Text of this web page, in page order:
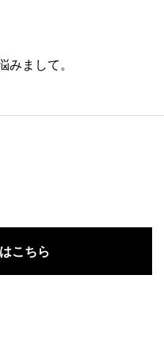
みまして。
こちら